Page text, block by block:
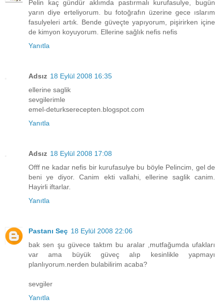
Pelin kaç gündür aklımda pastırmalı kurufasulye, bugün
yarın diye erteliyorum. bu fotoğrafın üzerine gece ıslarım
fasulyeleri artık. Bende güveçte yapıyorum, pişirirken içine
de kimyon koyuyorum. Ellerine sağlık nefis nefis
Yanıtla
Adsız 18 Eylül 2008 16:35
ellerine saglik
sevgilerimle
emel-deturkserecepten.blogspot.com
Yanıtla
Adsız 18 Eylül 2008 17:08
Offf ne kadar nefis bir kurufasulye bu böyle Pelincim, gel de
beni ye diyor. Canim ekti vallahi, ellerine saglik canim.
Hayirli iftarlar.
Yanıtla
Pastanı Seç 18 Eylül 2008 22:06
bak sen şu güvece taktım bu aralar ,mutfağumda ufakları
var ama büyük güveç alıp kesinlikle yapmayı
planlıyorum.nerden bulabilirim acaba?
sevgiler
Yanıtla